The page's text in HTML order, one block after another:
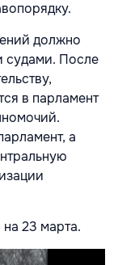
должно
судами. После
в парламент
а
23 марта.